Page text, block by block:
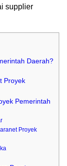
supplier
Daerah?
Proyek
Pemerintah
Proyek